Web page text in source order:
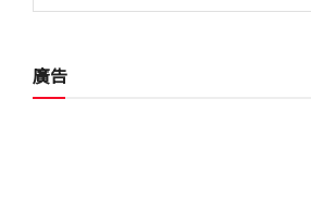
廣告